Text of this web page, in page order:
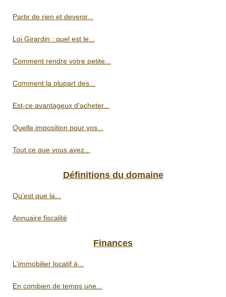
Partir de rien et devenir...
Loi Girardin : quel est le...
Comment rendre votre petite...
Comment la plupart des...
Est-ce avantageux d'acheter...
Quelle imposition pour vos...
Tout ce que vous avez...
Définitions du domaine
Qu'est que la...
Annuaire fiscalité
Finances
L'immobilier locatif à...
En combien de temps une...